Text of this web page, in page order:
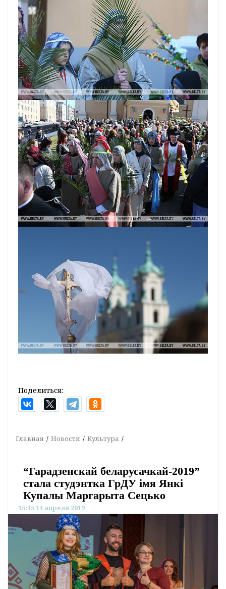
Поделиться:
Главная Новости Культура
“Гарадзенскай беларусачкай-2019”
стала студэнтка ГрДУ імя Янкі
Купалы Маргарыта Сецько
15:15 14 апреля 2019